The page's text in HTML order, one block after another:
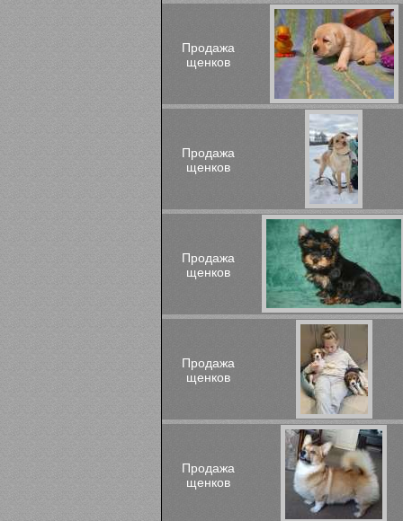
Продажа
щенков
Продажа
щенков
Продажа
щенков
Продажа
щенков
Продажа
щенков